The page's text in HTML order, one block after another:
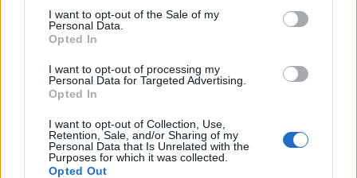
I want to opt-out of the Sale of my
Personal Data.
Opted In
I want to opt-out of processing my
Personal Data for Targeted Advertising.
Opted In
I want to opt-out of Collection, Use,
Retention, Sale, and/or Sharing of my
Personal Data that Is Unrelated with the
Purposes for which it was collected.
Opted Out
«Πότε ήσουν 19 πότε έφτασες 24!